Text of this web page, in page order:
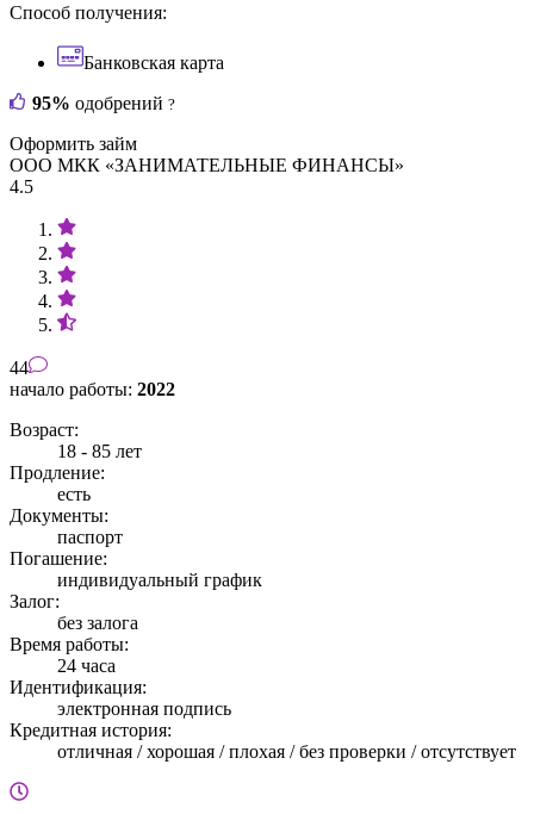
Способ получения:
Банковская карта
95% одобрений ?
Оформить займ
ООО МКК «ЗАНИМАТЕЛЬНЫЕ ФИНАНСЫ»
4.5
44
начало работы: 2022
Возраст:
18 - 85 лет
Продление:
есть
Документы:
паспорт
Погашение:
индивидуальный график
Залог:
без залога
Время работы:
24 часа
Идентификация:
электронная подпись
Кредитная история:
отличная / хорошая / плохая / без проверки / отсутствует